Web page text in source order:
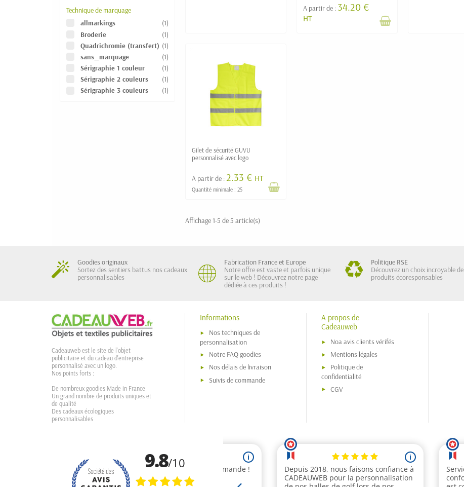
Technique de marquage
allmarkings
(1)
Broderie
(1)
Quadrichromie (transfert) (1)
sans_marquage
(1)
Sérigraphie 1 couleur
(1)
Sérigraphie 2 couleurs
(1)
Sérigraphie 3 couleurs
(1)
A partir de : 34.20 €
HT
Gilet de sécurité GUVU
personnalisé avec logo
A partir de :2.33 € HT
Quantité minimale : 25
Affichage 1-5 de 5 article(s)
Goodies originaux
Sortez des sentiers battus nos cadeaux
personnalisables
Fabrication France et Europe
Notre offre est vaste et parfois unique
sur le web ! Découvrez notre page
dédiée à ces produits !
Politique RSE
Découvrez un choix incroyable de
produits écoresponsables
Cadeauweb est le site de l'objet
publicitaire et du cadeau d'entreprise
personnalisé avec un logo.
Nos points forts :
De nombreux goodies Made in France
Un grand nombre de produits uniques et
de qualité
Des cadeaux écologiques
personnalisables
Informations
Nos techniques de
personnalisation
Notre FAQ goodies
Nos délais de livraison
Suivis de commande
A propos de
Cadeauweb
Noa avis clients vérifés
Mentions légales
Politique de
confidentialité
CGV